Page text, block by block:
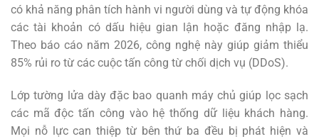
có khả năng phân tích hành vi người dùng và tự động khóa
các tài khoản có dấu hiệu gian lận hoặc đăng nhập lạ.
Theo báo cáo năm 2026, công nghệ này giúp giảm thiểu
85% rủi ro từ các cuộc tấn công từ chối dịch vụ (DDoS).
Lớp tường lửa dày đặc bao quanh máy chủ giúp lọc sạch
các mã độc tấn công vào hệ thống dữ liệu khách hàng.
Mọi nỗ lực can thiệp từ bên thứ ba đều bị phát hiện và